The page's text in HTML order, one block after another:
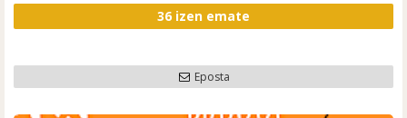
36 izen emate
Eposta